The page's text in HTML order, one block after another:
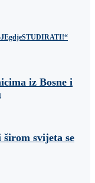
iz Bosne i
svijeta se